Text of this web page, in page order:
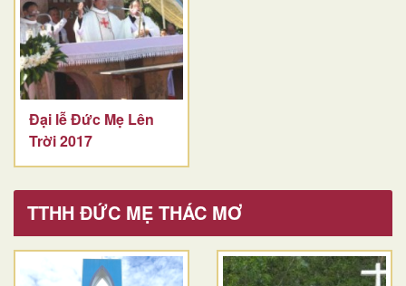
Đại lễ Đức Mẹ Lên
Trời 2017
TTHH ĐỨC MẸ THÁC MƠ